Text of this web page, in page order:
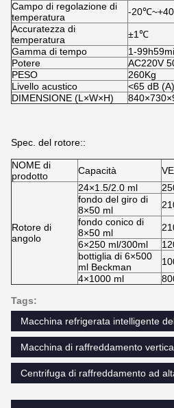
Campo di regolazione di
temperatura
-
Accuratezza di
temperatura
±1℃
Gamma di tempo
1-
Potere
AC220V
PESO
260Kg
Livello acustico
<65 dB (A)
DIMENSIONE (L×W×H)
Spec. del rotore::
NOME di
prodotto
Capacità
Rotore di
angolo
24×1.5/2.0 ml
fondo del giro di
8×50 ml
fondo conico di
8×50 ml
6×250 ml/300ml
bottiglia di 6×500
ml Beckman
4×1000 ml
Tags:
Macchina refrigerata intelligente
Macchina di raffreddamento
Centrifuga di raffreddamento ad